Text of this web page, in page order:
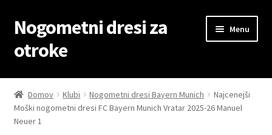
Skip
to
navigation
Skip
to
content
Nogometni dresi za
otroke
Menu
Domov
Blog
Domov Klubi Nogometni dresi Bayern Munich
Najcenejši
Moški nogometni dresi FC Bayern Munich Vratar 2025-26 Manuel
Neuer 1